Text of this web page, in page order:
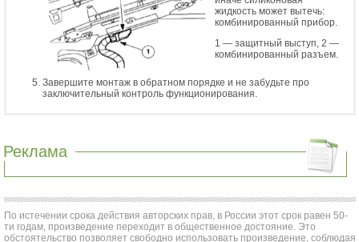
жидкость может вытечь:
комбинированный прибор.
1 — защитный выступ, 2 —
комбинированный разъем.
Завершите монтаж в обратном порядке и не забудьте про
заключительный контроль функционирования.
Реклама
По истечении срока действия авторских прав, в России этот срок равен 50-
ти годам, произведение переходит в общественное достояние. Это
обстоятельство позволяет свободно использовать произведение, соблюдая